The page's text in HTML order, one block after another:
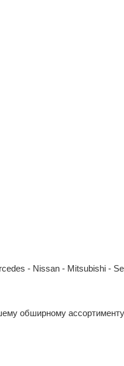
- Nissan - Mitsubishi -
обширному